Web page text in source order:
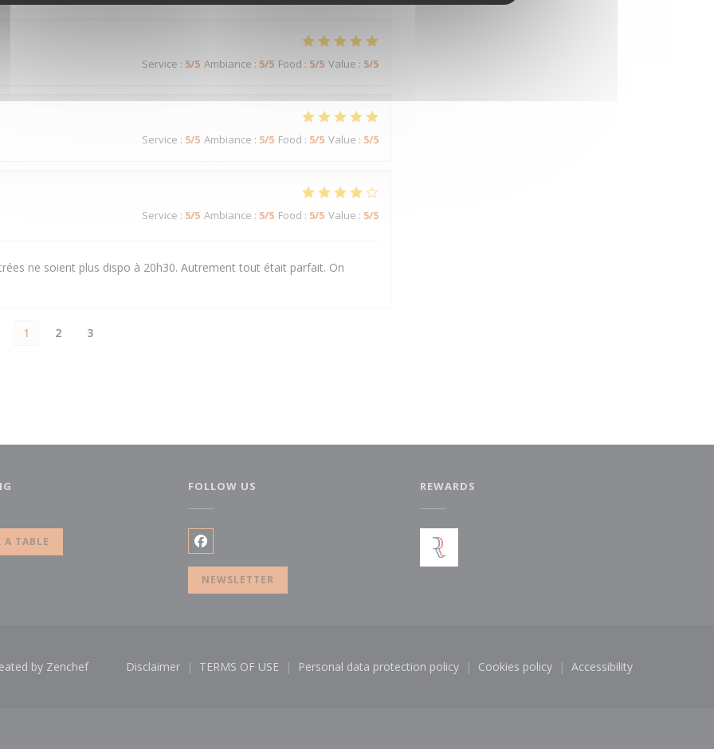
Service : 5/5 Ambiance : 5/5 Food : 5/5 Value : 5/5
Service : 5/5 Ambiance : 5/5 Food : 5/5 Value : 5/5
Service : 5/5 Ambiance : 5/5 Food : 5/5 Value : 5/5
ne soient plus dispo à 20h30. Autrement tout était parfait. On
1 2 3
window))
A TABLE
FOLLOW US
Facebook ((opens in a new window))
NEWSLETTER
REWARDS
by Zenchef((opens in a new window))
Disclaimer
((opens in a new window))
TERMS OF USE
((opens in a new window))
Personal data protection policy
((opens in a new window))
Cookies policy
((opens in a new window))
Accessibility
((opens in a new